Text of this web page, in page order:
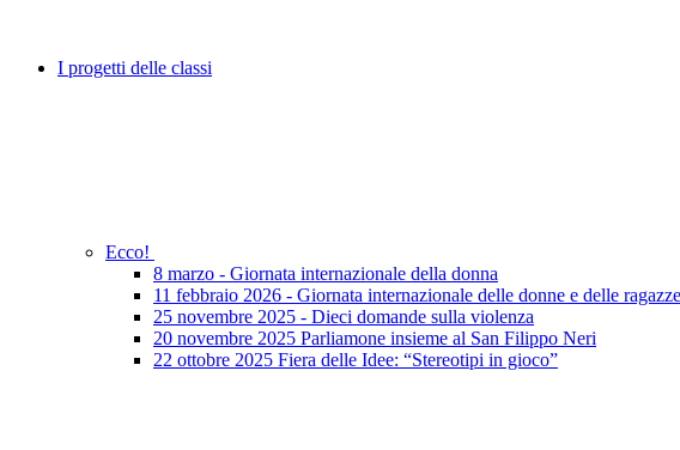
I progetti delle classi
Ecco!
8 marzo - Giornata internazionale della donna
11 febbraio 2026 - Giornata internazionale delle donne e delle
25 novembre 2025 - Dieci domande sulla violenza
20 novembre 2025 Parliamone insieme al San Filippo Neri
22 ottobre 2025 Fiera delle Idee: “Stereotipi in gioco”